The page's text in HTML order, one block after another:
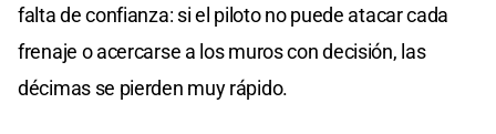
falta de confianza: si el piloto no puede atacar cada
frenaje o acercarse a los muros con decisión, las
décimas se pierden muy rápido.